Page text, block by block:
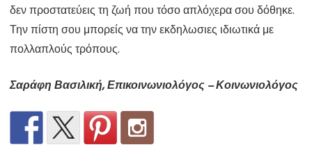
δεν προστατεύεις τη ζωή που τόσο απλόχερα σου δόθηκε.
Την πίστη σου μπορείς να την εκδηλωσιες ιδιωτικά με
πολλαπλούς τρόπους.
Σαράφη Βασιλική, Επικοινωνιολόγος – Κοινωνιολόγος